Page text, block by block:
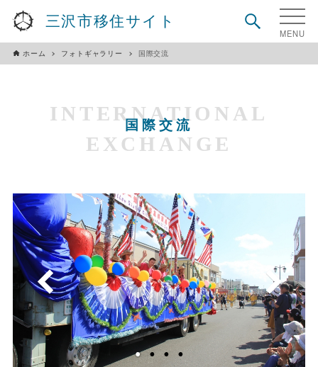
三沢市移住サイト
ホーム フォトギャラリー 国際交流
INTERNATIONAL
EXCHANGE
国際交流